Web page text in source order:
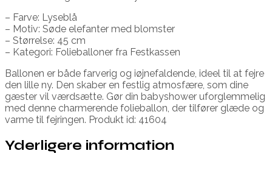
– Farve: Lyseblå
– Motiv: Søde elefanter med blomster
– Størrelse: 45 cm
– Kategori: Folieballoner fra Festkassen
Ballonen er både farverig og iøjnefaldende, ideel til at fejre
den lille ny. Den skaber en festlig atmosfære, som dine
gæster vil værdsætte. Gør din babyshower uforglemmelig
med denne charmerende folieballon, der tilfører glæde og
varme til fejringen. Produkt id: 41604
Yderligere information